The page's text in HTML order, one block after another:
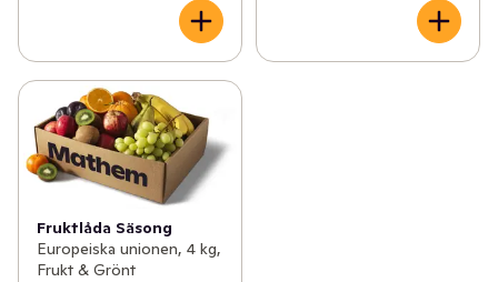
Fruktlåda Säsong
Europeiska unionen, 4 kg,
Frukt & Grönt